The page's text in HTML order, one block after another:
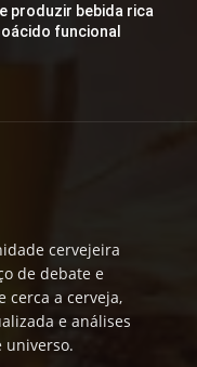
produzir bebida rica
funcional
cervejeira
de debate e
cerca a cerveja,
e análises
universo.